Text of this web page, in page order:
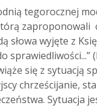
tegorocznej
zaproponowali
słowa wyjęte z
sprawiedliwości...”
się z sytuacją
chrześcijanie,
Sytuacja